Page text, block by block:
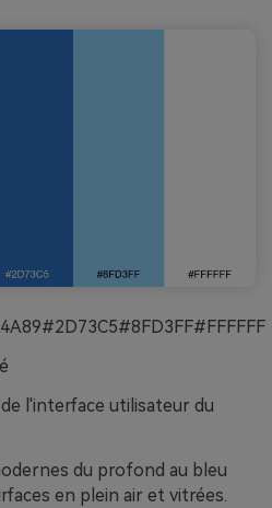
l'interface utilisateur du
du profond au bleu
en plein air et vitrées.